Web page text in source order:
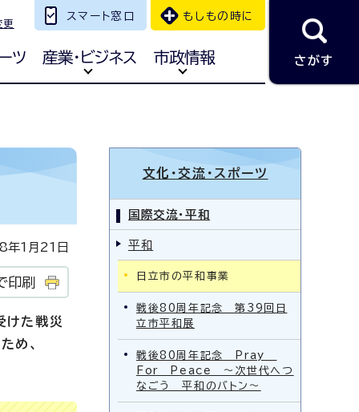
更
スマート窓口 もしもの時に
ツ 産業・ビジネス 市政情報 さがす
年1月21日
印刷
けた戦災
め、
文化・交流・スポーツ
国際交流・平和
平和
日立市の平和事業
戦後80周年記念 第39回日
立市平和展
戦後80周年記念 Pray
For Peace ～次世代へつ
なごう 平和のバトン～